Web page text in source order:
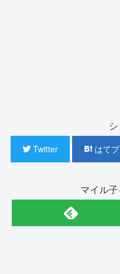
Twitter はてブ
マイル